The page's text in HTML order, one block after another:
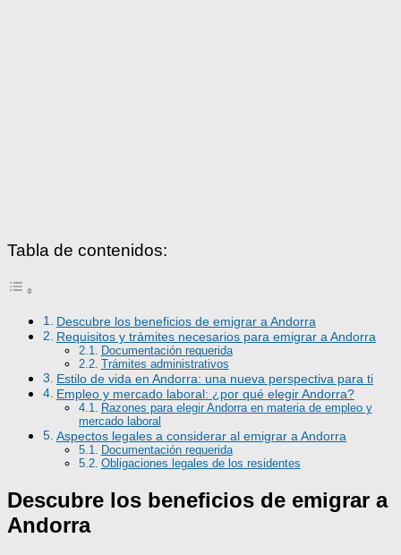
Tabla de contenidos:
Descubre los beneficios de emigrar a Andorra
Requisitos y trámites necesarios para emigrar a Andorra
Documentación requerida
Trámites administrativos
Estilo de vida en Andorra: una nueva perspectiva para ti
Empleo y mercado laboral: ¿por qué elegir Andorra?
Razones para elegir Andorra en materia de empleo y
mercado laboral
Aspectos legales a considerar al emigrar a Andorra
Documentación requerida
Obligaciones legales de los residentes
Descubre los beneficios de emigrar a
Andorra